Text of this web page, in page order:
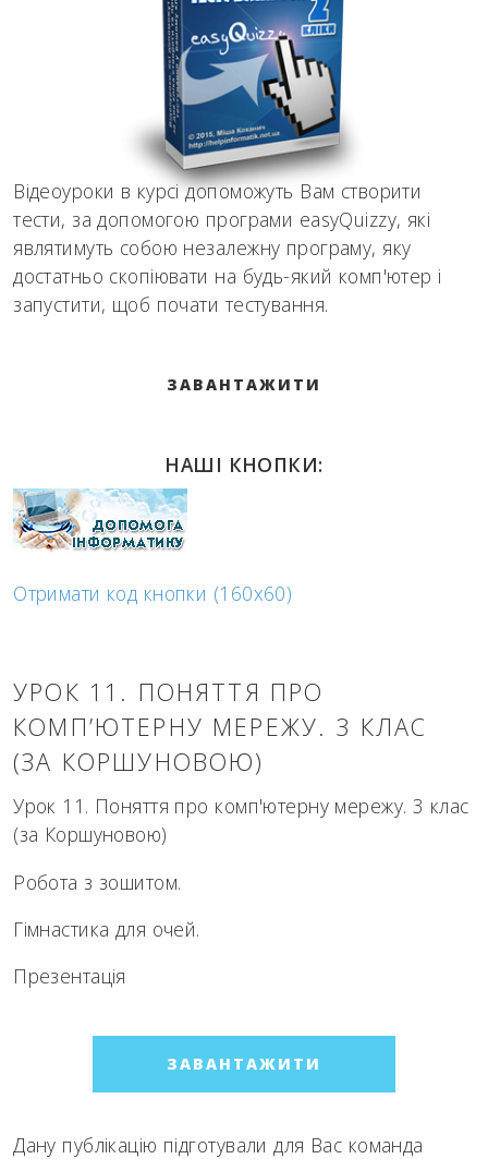
Відеоуроки в курсі допоможуть Вам створити
тести, за допомогою програми easyQuizzy, які
являтимуть собою незалежну програму, яку
достатньо скопіювати на будь-який комп'ютер і
запустити, щоб почати тестування.
ЗАВАНТАЖИТИ
НАШІ КНОПКИ:
Отримати код кнопки (160x60)
УРОК 11. ПОНЯТТЯ ПРО
КОМП’ЮТЕРНУ МЕРЕЖУ. 3 КЛАС
(ЗА КОРШУНОВОЮ)
Урок 11. Поняття про комп'ютерну мережу. 3 клас
(за Коршуновою)
Робота з зошитом.
Гімнастика для очей.
Презентація
ЗАВАНТАЖИТИ
Дану публікацію підготували для Вас команда